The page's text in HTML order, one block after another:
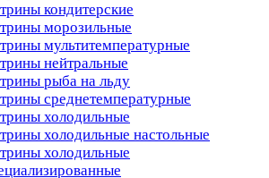
кондитерские
морозильные
мультитемпературные
нейтральные
рыба на льду
среднетемпературные
холодильные
холодильные настольные
холодильные